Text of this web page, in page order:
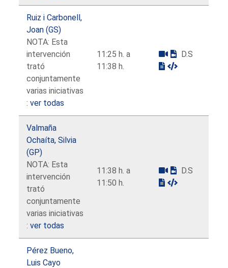
Ruiz i Carbonell,
Joan (GS)
NOTA: Esta
intervención
trató
conjuntamente
varias iniciativas
:ver todas
11:25 h. a
11:38 h.
D.S
Valmaña
Ochaíta, Silvia
(GP)
NOTA: Esta
intervención
trató
conjuntamente
varias iniciativas
:ver todas
11:38 h. a
11:50 h.
D.S
Pérez Bueno,
Luis Cayo